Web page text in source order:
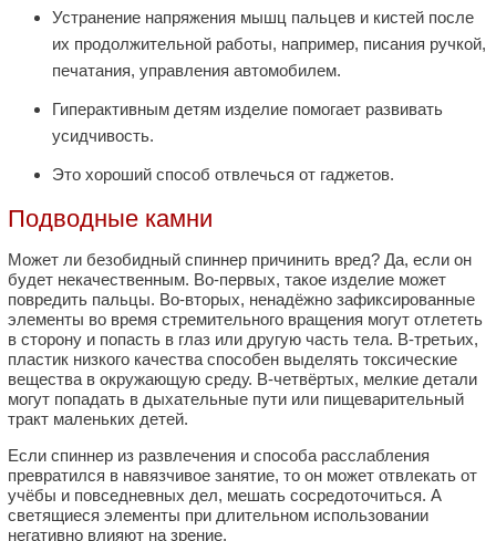
Устранение напряжения мышц пальцев и кистей после
их продолжительной работы, например, писания ручкой,
печатания, управления автомобилем.
Гиперактивным детям изделие помогает развивать
усидчивость.
Это хороший способ отвлечься от гаджетов.
Подводные камни
Может ли безобидный спиннер причинить вред? Да, если он
будет некачественным. Во-первых, такое изделие может
повредить пальцы. Во-вторых, ненадёжно зафиксированные
элементы во время стремительного вращения могут отлететь
в сторону и попасть в глаз или другую часть тела. В-третьих,
пластик низкого качества способен выделять токсические
вещества в окружающую среду. В-четвёртых, мелкие детали
могут попадать в дыхательные пути или пищеварительный
тракт маленьких детей.
Если спиннер из развлечения и способа расслабления
превратился в навязчивое занятие, то он может отвлекать от
учёбы и повседневных дел, мешать сосредоточиться. А
светящиеся элементы при длительном использовании
негативно влияют на зрение.